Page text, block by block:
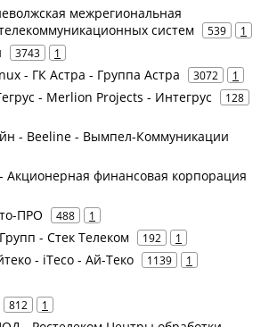
межрегиональная
систем
539 1
3743 1
- ГК Астра - Группа Астра 3072 1
- Merlion Projects - Интегрус
128
- Beeline - Вымпел-Коммуникации
финансовая корпорация
ПРО 488 1
- Стек Телеком 192 1
- iTeco - Ай-Теко 1139 1
812 1